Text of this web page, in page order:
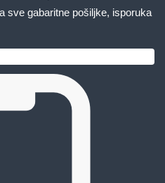
sve gabaritne pošiljke, isporuka